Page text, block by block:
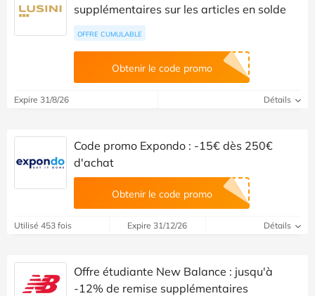
supplémentaires sur les articles en solde
OFFRE CUMULABLE
Obtenir le code promo
Expire 31/8/26 Détails
Code promo Expondo : -15€ dès 250€
d'achat
Obtenir le code promo
Utilisé 453 fois Expire 31/12/26 Détails
Offre étudiante New Balance : jusqu'à
-12% de remise supplémentaires